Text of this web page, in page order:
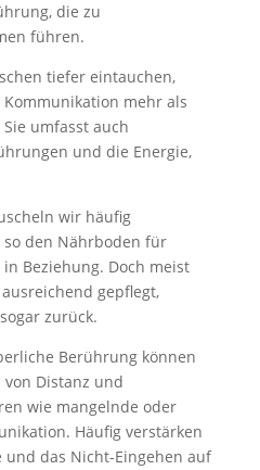
die zu
führen.
tiefer eintauchen,
mehr als
umfasst auch
und die Energie,
wir häufig
den Nährboden für
Beziehung. Doch meist
gepflegt,
zurück.
Berührung können
Distanz und
wie mangelnde oder
Häufig verstärken
das Nicht-Eingehen auf